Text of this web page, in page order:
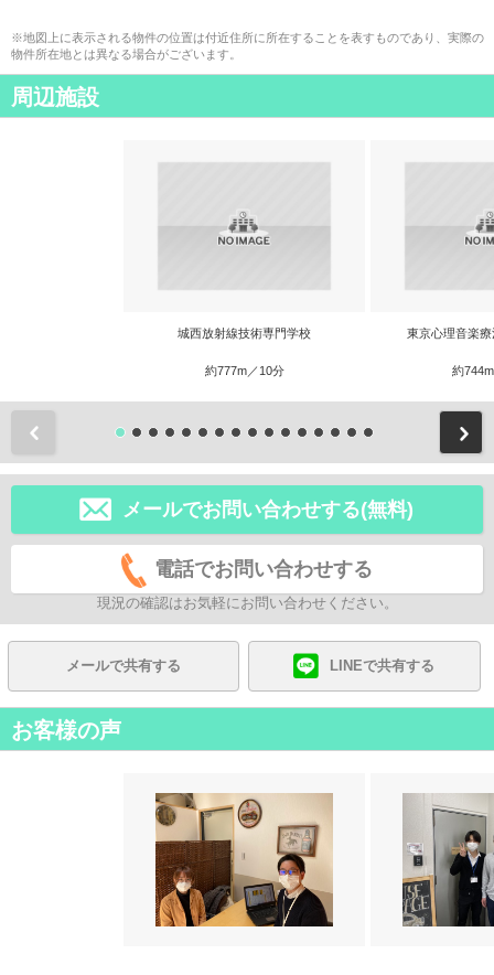
※地図上に表示される物件の位置は付近住所に所在することを表すものであり、実際の
物件所在地とは異なる場合がございます。
周辺施設
城西放射線技術専門学校
約777m／10分
東京心理音楽
約
メールでお問い合わせする(無料)
電話でお問い合わせする
現況の確認はお気軽にお問い合わせください。
メールで共有する LINEで共有する
お客様の声